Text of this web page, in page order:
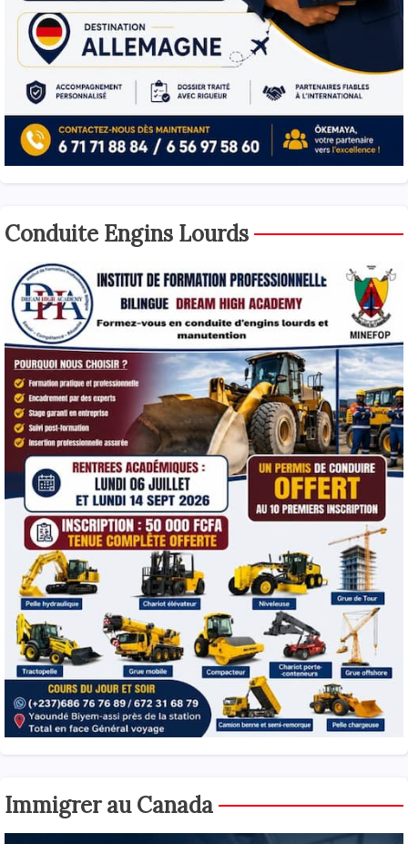
Conduite Engins Lourds
Immigrer au Canada